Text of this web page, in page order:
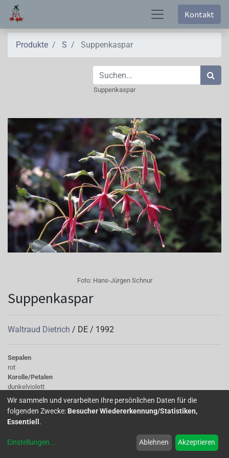
Kontakt
Produkte S Suppenkaspar
Suppenkaspar
Foto: Hans-Jürgen Schnur
Suppenkaspar
Waltraud Dietrich / DE / 1992
Sepalen
rot
Korolle/Petalen
dunkelviolett
Knospe/Blüte
einfach, klein
Wuchs
halb hängend
Wir sammeln und verarbeiten Ihre persönlichen Daten für die
folgenden Zwecke: Besucher Wiedererkennung/Statistiken,
Essentiell .
Einstellungen... Ablehnen Akzeptieren